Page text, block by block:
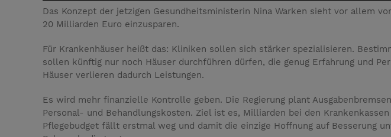
Das Konzept der jetzigen Gesundheitsministerin Nina Warken sieht vor allem
20 Milliarden Euro einzusparen.
Für Krankenhäuser heißt das: Kliniken sollen sich stärker spezialisieren.
sollen künftig nur noch Häuser durchführen dürfen, die genug Erfahrung und
Häuser verlieren dadurch Leistungen.
Es wird mehr finanzielle Kontrolle geben. Die Regierung plant
Personal- und Behandlungskosten. Ziel ist es, Milliarden bei den Krankenkassen
Pflegebudget fällt erstmal weg und damit die einzige Hoffnung auf Besserung